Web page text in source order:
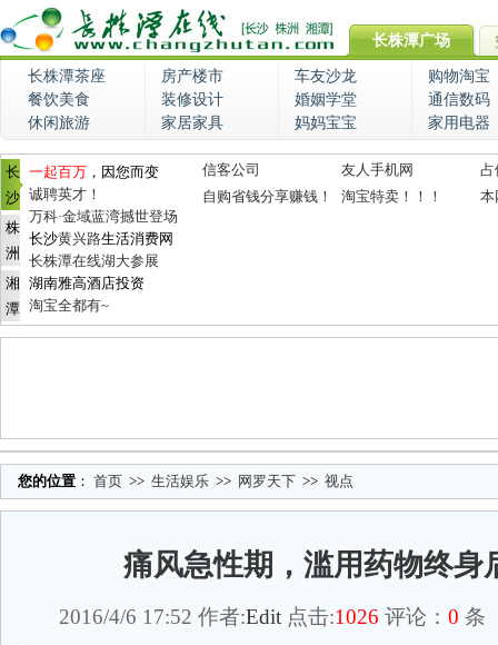
长株潭广场
长株潭茶座 房产楼市 车友沙龙
购物淘宝
餐饮美食
装修设计 婚姻学堂
通信数码
休闲旅游
家居家具 妈妈宝宝 家用电器
长
沙
株
洲
湘
潭
一起百万 ，因您而变
诚聘英才！
万科·金域蓝湾撼世登场
长沙黄兴路生活消费网
长株潭在线湖大参展
湖南雅高酒店投资
淘宝全都有~
信客公司 友人手机网
占
自购省钱分享赚钱！
淘宝特卖！！！ 本
您的位置 ： 首页 >> 生活娱乐 >> 网罗天下 >> 视点
痛风急性期，滥用药物终身
2016/4/6 17:52 作者:Edit 点击:1026 评论： 0 条